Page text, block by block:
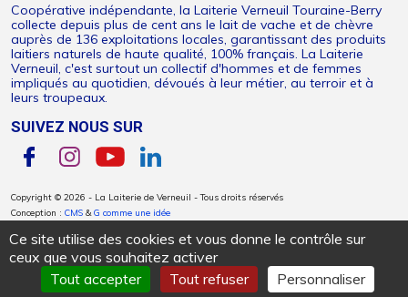
Coopérative indépendante, la Laiterie Verneuil Touraine-Berry
collecte depuis plus de cent ans le lait de vache et de chèvre
auprès de 136 exploitations locales, garantissant des produits
laitiers naturels de haute qualité, 100% français. La Laiterie
Verneuil, c'est surtout un collectif d'hommes et de femmes
impliqués au quotidien, dévoués à leur métier, au terroir et à
leurs troupeaux.
SUIVEZ NOUS SUR
Copyright © 2026 - La Laiterie de Verneuil - Tous droits réservés
Conception : CMS & G comme une idée
PLAN DU SITE ESPACE PRESSE
MENTIONS LÉGALES
POLITIQUE DE PROTECTION DES DONNÉES PERSONNELLES
POLITIQUE DE GESTION DES COOKIES
CONTACTEZ-NOUS
Ce site utilise des cookies et vous donne le contrôle sur
ceux que vous souhaitez activer
Tout accepter
Tout refuser Personnaliser